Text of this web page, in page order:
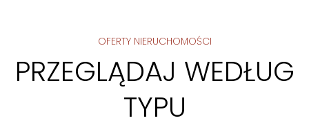
OFERTY NIERUCHOMOŚCI
PRZEGLĄDAJ WEDŁUG
TYPU